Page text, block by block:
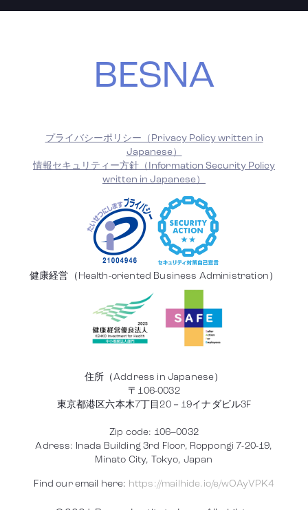
BESNA
プライバシーポリシー（Privacy Policy written in
Japanese）
情報セキュリティー方針（Information Security Policy
written in Japanese）
健康経営（Health-oriented Business Administration）
住所（Address in Japanese）
〒106-0032
東京都港区六本木7丁目20－19イナダビル3F
Zip code: 106–0032
Adress: Inada Building 3rd Floor, Roppongi 7-20-19,
Minato City, Tokyo, Japan
Find our email here: https://mailhide.io/e/wOAyVPK4